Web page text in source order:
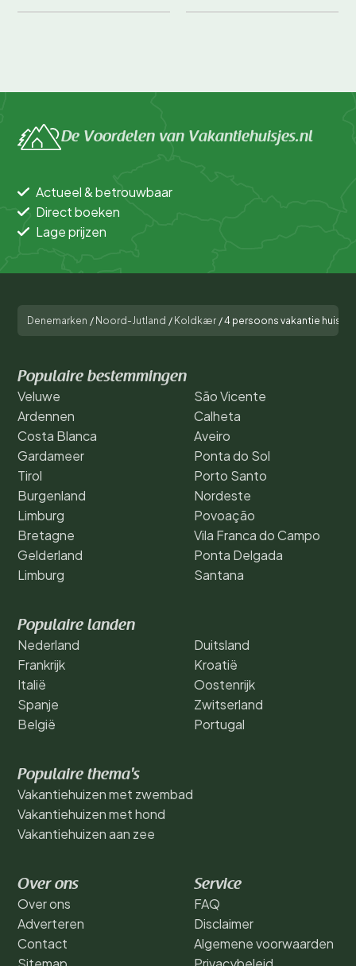
De Voordelen van Vakantiehuisjes.nl
Actueel & betrouwbaar
Direct boeken
Lage prijzen
Denemarken / Noord-Jutland / Koldkær /4 persoons vakantie huis in
Populaire bestemmingen
Veluwe
Ardennen
Costa Blanca
Gardameer
Tirol
Burgenland
Limburg
Bretagne
Gelderland
Limburg
São Vicente
Calheta
Aveiro
Ponta do Sol
Porto Santo
Nordeste
Povoação
Vila Franca do Campo
Ponta Delgada
Santana
Populaire landen
Nederland
Frankrijk
Italië
Spanje
België
Duitsland
Kroatië
Oostenrijk
Zwitserland
Portugal
Populaire thema's
Vakantiehuizen met zwembad
Vakantiehuizen met hond
Vakantiehuizen aan zee
Over ons
Over ons
Adverteren
Contact
Service
FAQ
Disclaimer
Algemene voorwaarden